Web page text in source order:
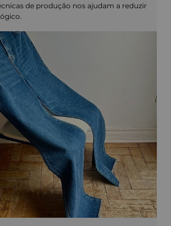
de produção nos ajudam a reduzir